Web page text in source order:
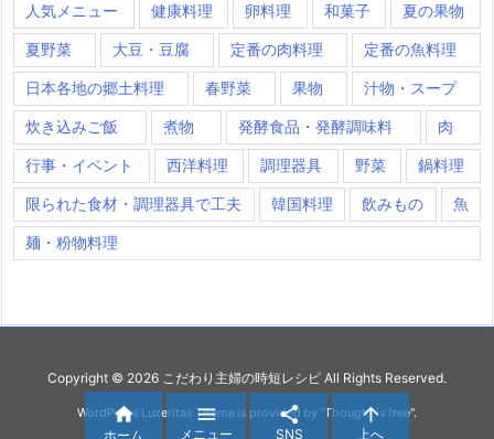
人気メニュー 健康料理 卵料理 和菓子 夏の果物
夏野菜 大豆・豆腐 定番の肉料理 定番の魚料理
日本各地の郷土料理 春野菜 果物 汁物・スープ
炊き込みご飯 煮物 発酵食品・発酵調味料 肉
行事・イベント 西洋料理 調理器具 野菜 鍋料理
限られた食材・調理器具で工夫 韓国料理 飲みもの 魚
麺・粉物料理
Copyright © 2026 こだわり主婦の時短レシピ All Rights Reserved.
WordPress Luxeritas Theme is provided by "Thought is free".

ホーム

メニュー

SNS

上へ